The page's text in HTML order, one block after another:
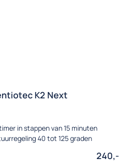
K2 Next
in stappen van 15 minuten
40 tot 125 graden
240,-